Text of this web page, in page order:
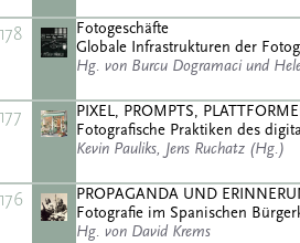
178
Fotogeschäfte
Globale Infrastrukturen der
Hg. von Burcu Dogramaci und
177
PIXEL, PROMPTS,
Fotografische Praktiken des
Kevin Pauliks, Jens Ruchatz (Hg.)
176
PROPAGANDA UND
Fotografie im Spanischen
Hg. von David Krems